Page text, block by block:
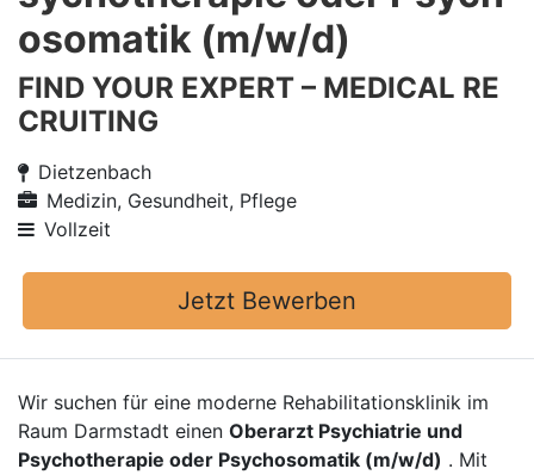
osomatik (m/w/d)
FIND YOUR EXPERT – MEDICAL RE
CRUITING
Dietzenbach
Medizin, Gesundheit, Pflege
Vollzeit
Jetzt Bewerben
Wir suchen für eine moderne Rehabilitationsklinik im
Raum Darmstadt einen Oberarzt Psychiatrie und
Psychotherapie oder Psychosomatik (m/w/d) . Mit